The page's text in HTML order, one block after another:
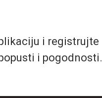
i registrujte
i pogodnosti.